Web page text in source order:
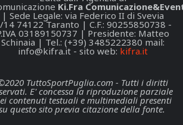
Ki.Fra
| Sede Legale: via Federico II di Svevia
14 74122 Taranto | C.F.: 90255850738 -
03189150737 | Presidente: Matteo
Schinaia | Tel.: (+39) 3485222380 mail:
info@kifra.it - sito web: kifra.it
TuttoSportPuglia.com - Tutti i diritti
E' concessa la riproduzione parziale
contenuti testuali e multimediali presenti
questo sito previa citazione della fonte.